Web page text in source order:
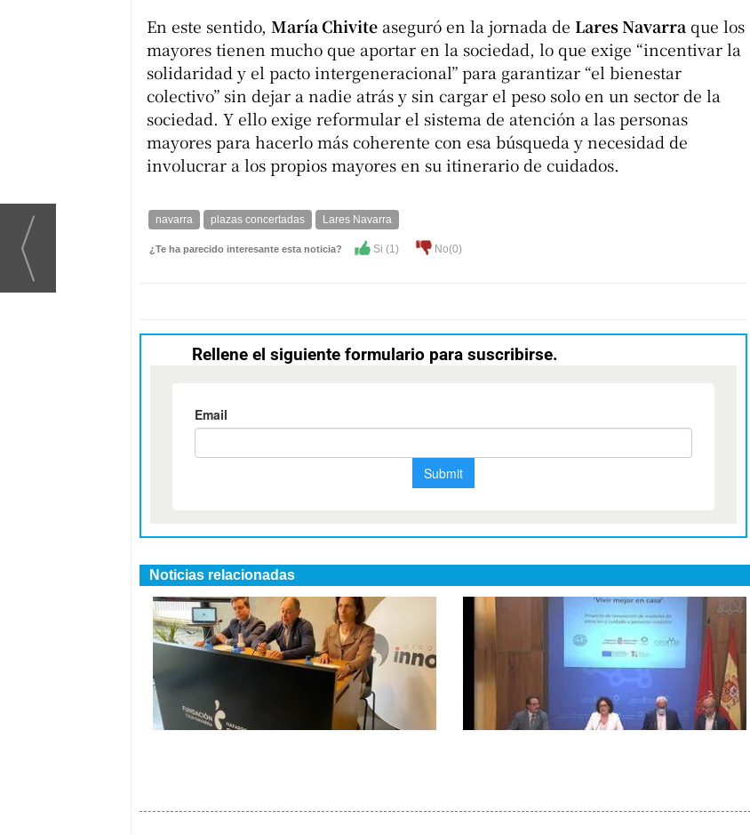
En este sentido, María Chiviteaseguró en la jornada de Lares Navarra que los
mayores tienen mucho que aportar en la sociedad, lo que exige “incentivar la
solidaridad y el pacto intergeneracional” para garantizar “el bienestar
colectivo” sin dejar a nadie atrás y sin cargar el peso solo en un sector de la
sociedad. Y ello exige reformular el sistema de atención a las personas
mayores para hacerlo más coherente con esa búsqueda y necesidad de
involucrar a los propios mayores en su itinerario de cuidados.
navarra plazas concertadas Lares Navarra
¿Te ha parecido interesante esta noticia? Si (1) No(0)
Rellene el siguiente formulario para suscribirse.
Noticias relacionadas